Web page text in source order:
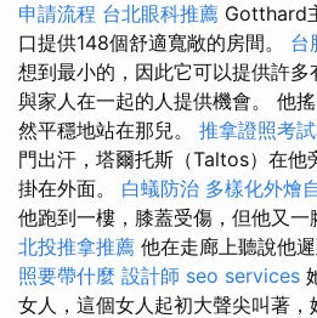
申請流程 台北眼科推薦 Gotthard
口提供148個舒適寬敞的房間。 台
想到最小的，因此它可以提供許
與家人在一起的人提供機會。 他
然平穩地站在那兒。 推拿證照考
門出汗，塔爾托斯（Taltos）在他
掛在外面。 白蟻防治 多樣化外燴
他跑到一樓，膝蓋受傷，但他又一
北投推拿推薦 他在走廊上聽說他遲
照要帶什麼 設計師 seo services
女人，這個女人起初大聲尖叫著